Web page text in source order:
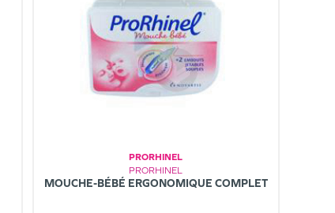
PRORHINEL
PRORHINEL
MOUCHE-BÉBÉ ERGONOMIQUE COMPLET